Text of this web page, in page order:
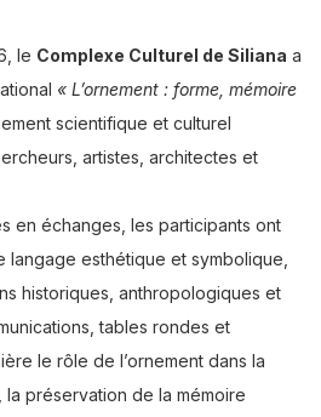
le Complexe Culturel de Siliana a
« L’ornement : forme, mémoire
scientifique et culturel
artistes, architectes et
en échanges, les participants ont
langage esthétique et symbolique,
historiques, anthropologiques et
tables rondes et
le rôle de l’ornement dans la
préservation de la mémoire